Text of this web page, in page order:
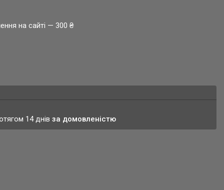
на сайті — 300 ₴
14 днівза домовленістю